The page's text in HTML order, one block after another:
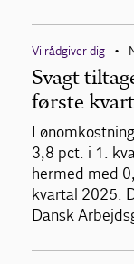
Vi rådgiver dig •
Svagt
første
3,8 pct. i 1.
hermed med
kvartal 2025.
Dansk